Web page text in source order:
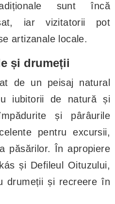
sunt încă
iar vizitatorii pot
artizanale locale.
și drumeții
de un peisaj natural
iubitorii de natură și
și pârâurile
pentru excursii,
păsărilor. În apropiere
și Defileul Oituzului,
drumeții și recreere în